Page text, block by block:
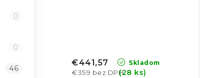
0
0
46
Skladom
(28 ks)
€359 bez DPH
€441,57